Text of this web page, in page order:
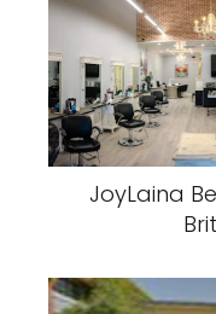
JoyLaina